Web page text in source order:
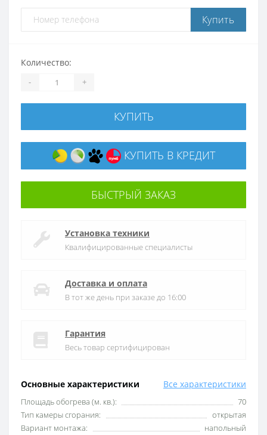
Купить
Основные характеристики Все характеристики
Площадь обогрева (м. кв.):
70
Тип камеры сгорания:
открытая
Вариант монтажа:
напольный
Количество:
- +
КУПИТЬ
КУПИТЬ В КРЕДИТ
БЫСТРЫЙ ЗАКАЗ
Установка техники
Квалифицированные специалисты
Доставка и оплата
В тот же день при заказе до 16:00
Гарантия
Весь товар сертифицирован